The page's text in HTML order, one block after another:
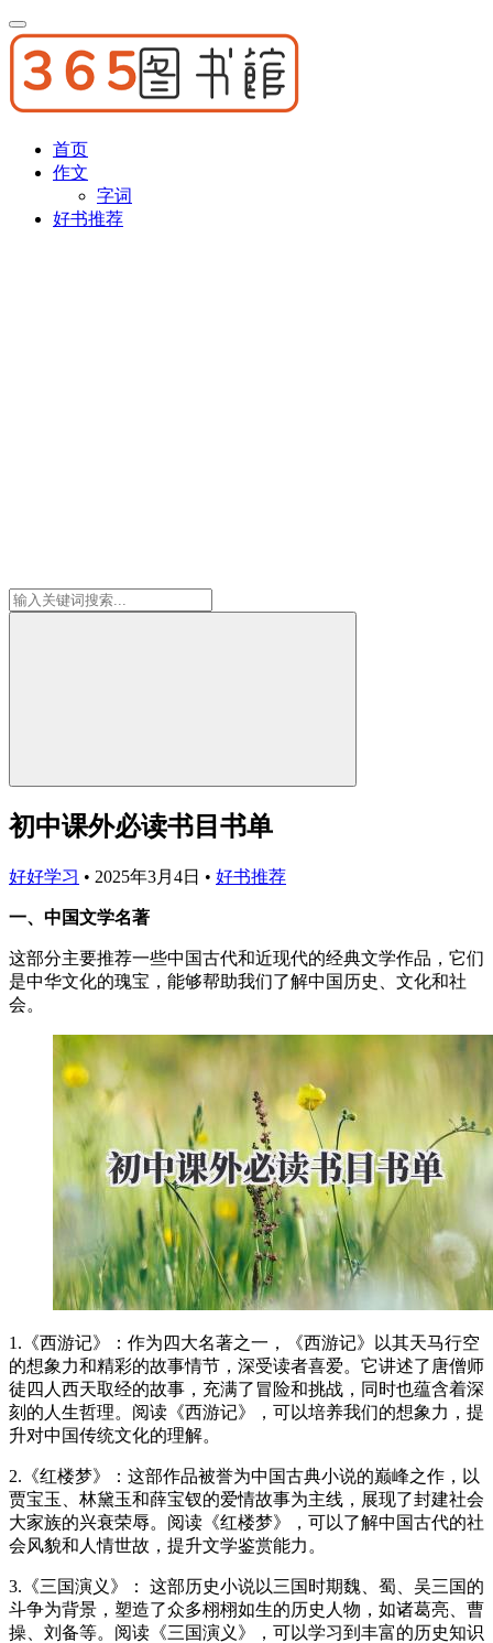
首页
作文
字词
好书推荐
初中课外必读书目书单
好好学习 • 2025年3月4日 • 好书推荐
一、中国文学名著
这部分主要推荐一些中国古代和近现代的经典文学作品，它们
是中华文化的瑰宝，能够帮助我们了解中国历史、文化和社
会。
1.《西游记》：作为四大名著之一，《西游记》以其天马行空
的想象力和精彩的故事情节，深受读者喜爱。它讲述了唐僧师
徒四人西天取经的故事，充满了冒险和挑战，同时也蕴含着深
刻的人生哲理。阅读《西游记》，可以培养我们的想象力，提
升对中国传统文化的理解。
2.《红楼梦》：这部作品被誉为中国古典小说的巅峰之作，以
贾宝玉、林黛玉和薛宝钗的爱情故事为主线，展现了封建社会
大家族的兴衰荣辱。阅读《红楼梦》，可以了解中国古代的社
会风貌和人情世故，提升文学鉴赏能力。
3.《三国演义》： 这部历史小说以三国时期魏、蜀、吴三国的
斗争为背景，塑造了众多栩栩如生的历史人物，如诸葛亮、曹
操、刘备等。阅读《三国演义》，可以学习到丰富的历史知识